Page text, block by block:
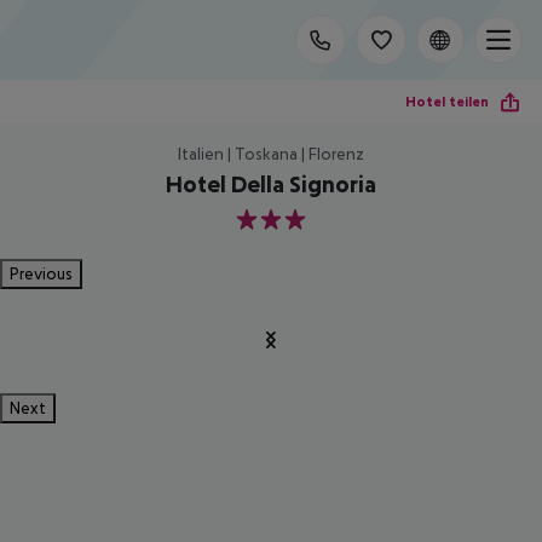
Hotel teilen
Italien | Toskana | Florenz
Hotel Della Signoria
3
Previous
Next